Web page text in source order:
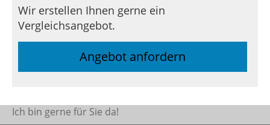
Wir erstellen Ihnen gerne ein
Vergleichsangebot.
Angebot anfordern
Ich bin gerne für Sie da!